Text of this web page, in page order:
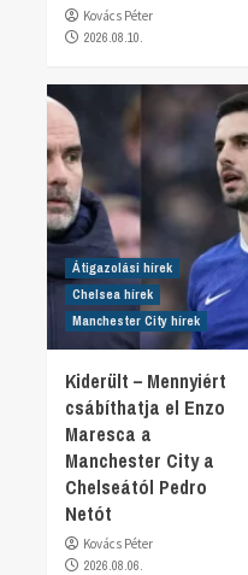
Kovács Péter
2026.08.10.
Átigazolási hírek
Chelsea hírek
Manchester City hírek
Kiderült – Mennyiért
csábíthatja el Enzo
Maresca a
Manchester City a
Chelseától Pedro
Netót
Kovács Péter
2026.08.06.